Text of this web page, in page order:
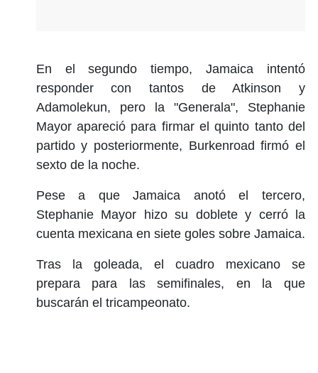
En el segundo tiempo, Jamaica intentó
responder con tantos de Atkinson y
Adamolekun, pero la "Generala", Stephanie
Mayor apareció para firmar el quinto tanto del
partido y posteriormente, Burkenroad firmó el
sexto de la noche.
Pese a que Jamaica anotó el tercero,
Stephanie Mayor hizo su doblete y cerró la
cuenta mexicana en siete goles sobre Jamaica.
Tras la goleada, el cuadro mexicano se
prepara para las semifinales, en la que
buscarán el tricampeonato.